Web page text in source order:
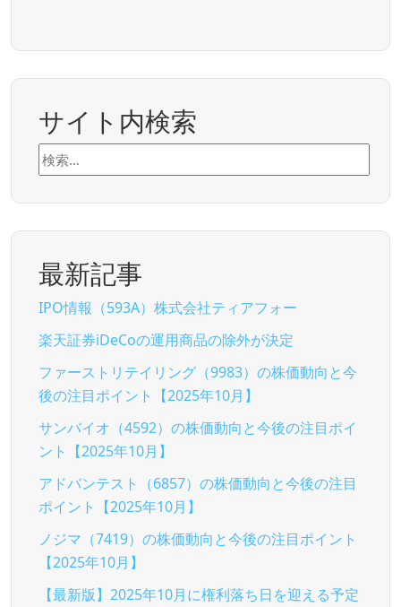
サイト内検索
検
索:
最新記事
IPO情報（593A）株式会社ティアフォー
楽天証券iDeCoの運用商品の除外が決定
ファーストリテイリング（9983）の株価動向と今
後の注目ポイント【2025年10月】
サンバイオ（4592）の株価動向と今後の注目ポイ
ント【2025年10月】
アドバンテスト（6857）の株価動向と今後の注目
ポイント【2025年10月】
ノジマ（7419）の株価動向と今後の注目ポイント
【2025年10月】
【最新版】2025年10月に権利落ち日を迎える予定